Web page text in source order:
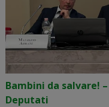
Bambini da salvare!
Deputati